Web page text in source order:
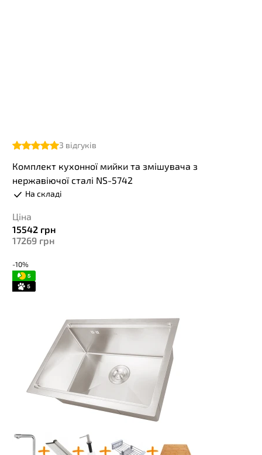
3 відгуків
Комплект кухонної мийки та змішувача з
нержавіючої сталі NS-5742
На складі
Ціна
15542 грн
17269 грн
-10%